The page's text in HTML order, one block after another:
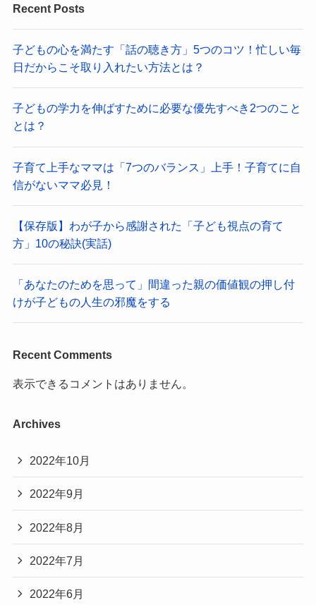
Recent Posts
子どもの心を満たす「話の聴き方」5つのコツ！忙しい毎
日だからこそ取り入れたい方法とは？
子どもの学力を伸ばすために必要な優先すべき2つのこと
とは？
子育て上手なママは「7つのバランス」上手！子育てに自
信がないママ必見！
【保存版】わが子から感謝された「子ども視点の育て
方」10の秘訣(実話)
「あなたのためを思って」間違った親の価値観の押し付
けが子どもの人生の邪魔をする
Recent Comments
表示できるコメントはありません。
Archives
2022年10月
2022年9月
2022年8月
2022年7月
2022年6月